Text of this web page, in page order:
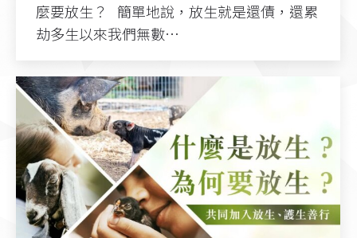
麼要放生？ 簡單地說，放生就是還債，還累
劫多生以來我們無數…